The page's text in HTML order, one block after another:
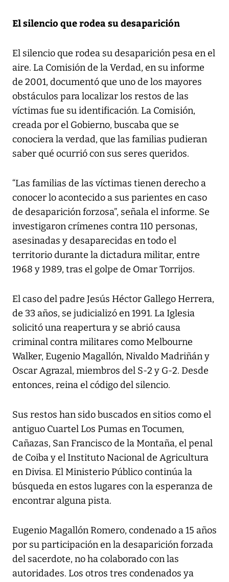
El silencio que rodea su desaparición
El silencio que rodea su desaparición pesa en el
aire. La Comisión de la Verdad, en su informe
de 2001, documentó que uno de los mayores
obstáculos para localizar los restos de las
víctimas fue su identificación. La Comisión,
creada por el Gobierno, buscaba que se
conociera la verdad, que las familias pudieran
saber qué ocurrió con sus seres queridos.
“Las familias de las víctimas tienen derecho a
conocer lo acontecido a sus parientes en caso
de desaparición forzosa”, señala el informe. Se
investigaron crímenes contra 110 personas,
asesinadas y desaparecidas en todo el
territorio durante la dictadura militar, entre
1968 y 1989, tras el golpe de Omar Torrijos.
El caso del padre Jesús Héctor Gallego Herrera,
de 33 años, se judicializó en 1991. La Iglesia
solicitó una reapertura y se abrió causa
criminal contra militares como Melbourne
Walker, Eugenio Magallón, Nivaldo Madriñán y
Oscar Agrazal, miembros del S-2 y G-2. Desde
entonces, reina el código del silencio.
Sus restos han sido buscados en sitios como el
antiguo Cuartel Los Pumas en Tocumen,
Cañazas, San Francisco de la Montaña, el penal
de Coiba y el Instituto Nacional de Agricultura
en Divisa. El Ministerio Público continúa la
búsqueda en estos lugares con la esperanza de
encontrar alguna pista.
Eugenio Magallón Romero, condenado a 15 años
por su participación en la desaparición forzada
del sacerdote, no ha colaborado con las
autoridades. Los otros tres condenados ya